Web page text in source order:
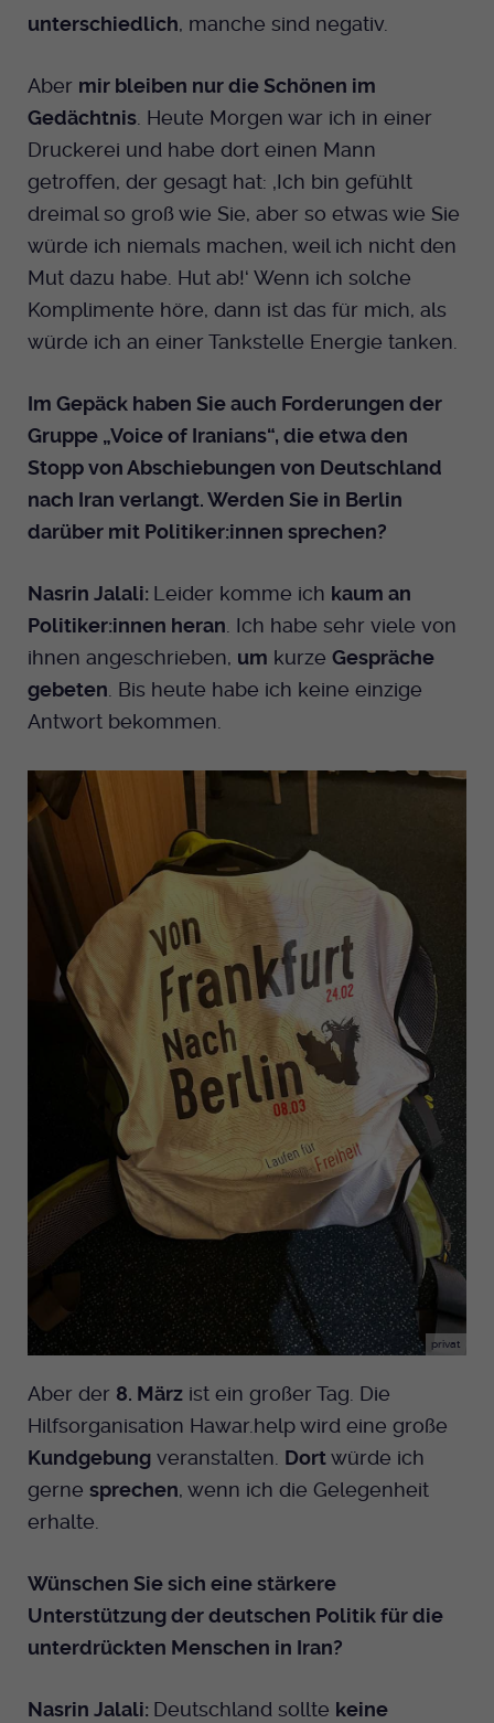
unterschiedlich, manche sind negativ.
Aber mir bleiben nur die Schönen im
Gedächtnis . Heute Morgen war ich in einer
Druckerei und habe dort einen Mann
getroffen, der gesagt hat: ‚Ich bin gefühlt
dreimal so groß wie Sie, aber so etwas wie Sie
würde ich niemals machen, weil ich nicht den
Mut dazu habe. Hut ab!‘ Wenn ich solche
Komplimente höre, dann ist das für mich, als
würde ich an einer Tankstelle Energie tanken.
Im Gepäck haben Sie auch Forderungen der
Gruppe „Voice of Iranians“, die etwa den
Stopp von Abschiebungen von Deutschland
nach Iran verlangt. Werden Sie in Berlin
darüber mit Politiker:innen sprechen?
Nasrin Jalali: Leider komme ich kaum an
Politiker:innen heran . Ich habe sehr viele von
ihnen angeschrieben, um kurze Gespräche
gebeten . Bis heute habe ich keine einzige
Antwort bekommen.
privat
Aber der 8. März ist ein großer Tag. Die
Hilfsorganisation Hawar.help wird eine große
Kundgebung veranstalten. Dortwürde ich
gerne sprechen, wenn ich die Gelegenheit
erhalte.
Wünschen Sie sich eine stärkere
Unterstützung der deutschen Politik für die
unterdrückten Menschen in Iran?
Nasrin Jalali: Deutschland sollte keine